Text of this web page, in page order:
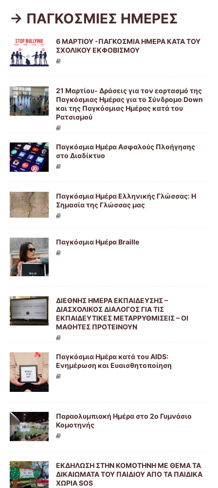
-> ΠΑΓΚΟΣΜΙΕΣ ΗΜΕΡΕΣ
6 ΜΑΡΤΙΟΥ -ΠΑΓΚΟΣΜΙΑ ΗΜΕΡΑ ΚΑΤΑ ΤΟΥ
ΣΧΟΛΙΚΟΥ ΕΚΦΟΒΙΣΜΟΥ
21 Μαρτίου- Δράσεις για τον εορτασμό της
Παγκόσμιας Ημέρας για το Σύνδρομο Down
και της Παγκόσμιας Ημέρας κατά του
Ρατσισμού
Παγκόσμια Ημέρα Ασφαλούς Πλοήγησης
στο Διαδίκτυο
Παγκόσμια Ημέρα Ελληνικής Γλώσσας: Η
Σημασία της Γλώσσας μας
Παγκόσμια Ημέρα Braille
ΔΙΕΘΝΗΣ ΗΜΕΡΑ ΕΚΠΑΙΔΕΥΣΗΣ –
ΔΙΑΣΧΟΛΙΚΟΣ ΔΙΑΛΟΓΟΣ ΓΙΑ ΤΙΣ
ΕΚΠΑΙΔΕΥΤΙΚΕΣ ΜΕΤΑΡΡΥΘΜΙΣΕΙΣ – ΟΙ
ΜΑΘΗΤΕΣ ΠΡΟΤΕΙΝΟΥΝ
Παγκόσμια Ημέρα κατά του AIDS:
Ενημέρωση και Ευαισθητοποίηση
Παραολυμπιακή Ημέρα στο 2ο Γυμνάσιο
Κομοτηνής
ΕΚΔΗΛΩΣΗ ΣΤΗΝ ΚΟΜΟΤΗΝΗ ΜΕ ΘΕΜΑ ΤΑ
ΔΙΚΑΙΩΜΑΤΑ ΤΟΥ ΠΑΙΔΙΟΥ ΑΠΟ ΤΑ ΠΑΙΔΙΚΑ
ΧΩΡΙΑ SOS